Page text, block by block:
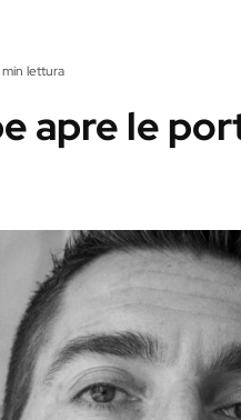
min lettura
apre le